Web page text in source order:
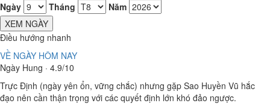
Ngày
Tháng
Năm
XEM NGÀY
Điều hướng nhanh
VỀ NGÀY HÔM NAY
Ngày Hung · 4.9/10
Trực Định (ngày yên ổn, vững chắc) nhưng gặp Sao Huyền Vũ hắc
đạo nên cần thận trọng với các quyết định lớn khó đảo ngược.